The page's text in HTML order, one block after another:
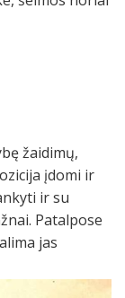
žaidimų,
įdomi ir
ir su
Patalpose
jas